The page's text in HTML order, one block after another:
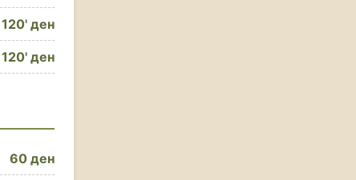
120' ден
120' ден
60 ден